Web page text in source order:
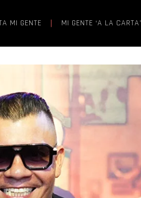
MI GENTE MI GENTE ‘A LA CARTA’